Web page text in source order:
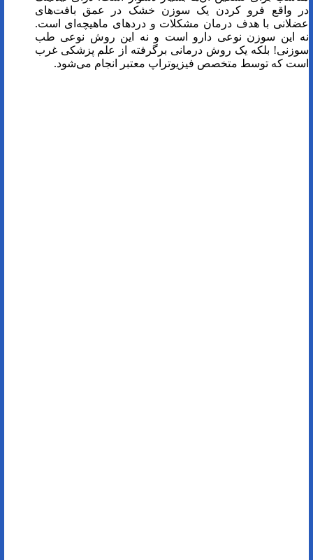
در واقع فرو کردن یک سوزن خشک در عمق بافت‌های
عضلانی با هدف درمان مشکلات و درد‌های ماهیچه‌ای است.
نه این سوزن نوعی دارو است و نه این روش نوعی طب
سوزنی! بلکه یک روش درمانی برگرفته از علم پزشکی غرب
است که توسط متخصص فیزیوتراپ معتبر انجام می‌شود.